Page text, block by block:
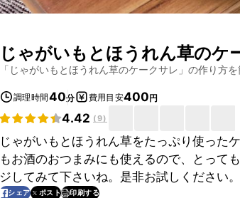
じゃがいもとほうれん草のケ
「 じゃがいもとほうれん草のケークサレ 」の作り方
調理時間40分 費用目安400円
4.42 (9)
じゃがいもとほうれん草をたっぷり使った
もお酒のおつまみにも使えるので、とって
ジしてみて下さいね。是非お試しください。
シェア ポスト 印刷する